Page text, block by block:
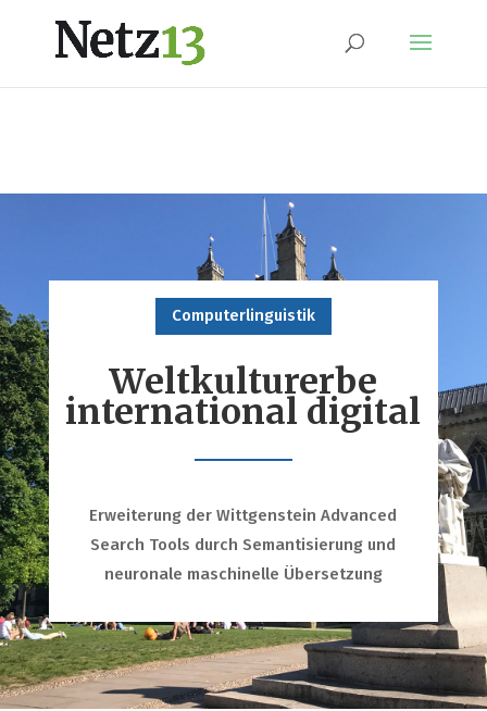
Computerlinguistik
Weltkulturerbe
international digital
Erweiterung der Wittgenstein Advanced
Search Tools durch Semantisierung und
neuronale maschinelle Übersetzung